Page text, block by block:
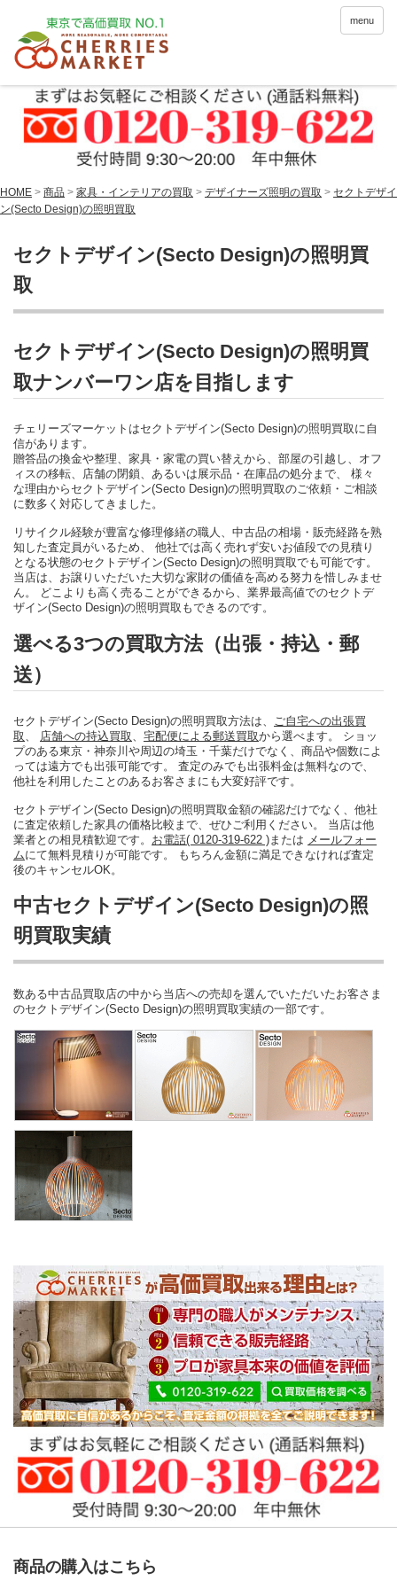
menu
HOME > 商品 > 家具・インテリアの買取 > デザイナーズ照明の買取 > セクトデザイ
ン(Secto Design)の照明買取
セクトデザイン(Secto Design)の照明買
取
セクトデザイン(Secto Design)の照明買
取ナンバーワン店を目指します
チェリーズマーケットはセクトデザイン(Secto Design)の照明買取に自
信があります。
贈答品の換金や整理、家具・家電の買い替えから、部屋の引越し、オフ
ィスの移転、店舗の閉鎖、あるいは展示品・在庫品の処分まで、 様々
な理由からセクトデザイン(Secto Design)の照明買取のご依頼・ご相談
に数多く対応してきました。
リサイクル経験が豊富な修理修繕の職人、中古品の相場・販売経路を熟
知した査定員がいるため、 他社では高く売れず安いお値段での見積り
となる状態のセクトデザイン(Secto Design)の照明買取でも可能です。
当店は、お譲りいただいた大切な家財の価値を高める努力を惜しみませ
ん。 どこよりも高く売ることができるから、業界最高値でのセクトデ
ザイン(Secto Design)の照明買取もできるのです。
選べる3つの買取方法（出張・持込・郵
送）
セクトデザイン(Secto Design)の照明買取方法は、
ご自宅への出張買
取
店舗への持込買取 宅配便による郵送買取から選べます。 ショッ
プのある東京・神奈川や周辺の埼玉・千葉だけでなく、商品や個数によ
っては遠方でも出張可能です。 査定のみでも出張料金は無料なので、
他社を利用したことのあるお客さまにも大変好評です。
セクトデザイン(Secto Design)の照明買取金額の確認だけでなく、他社
に査定依頼した家具の価格比較まで、ぜひご利用ください。 当店は他
業者との相見積歓迎です。 お電話( 0120-319-622 ) または メールフォー
ムにて無料見積りが可能です。 もちろん金額に満足できなければ査定
後のキャンセルOK。
中古セクトデザイン(Secto Design)の照
明買取実績
数ある中古品買取店の中から当店への売却を選んでいただいたお客さま
のセクトデザイン(Secto Design)の照明買取実績の一部です。
商品の購入はこちら